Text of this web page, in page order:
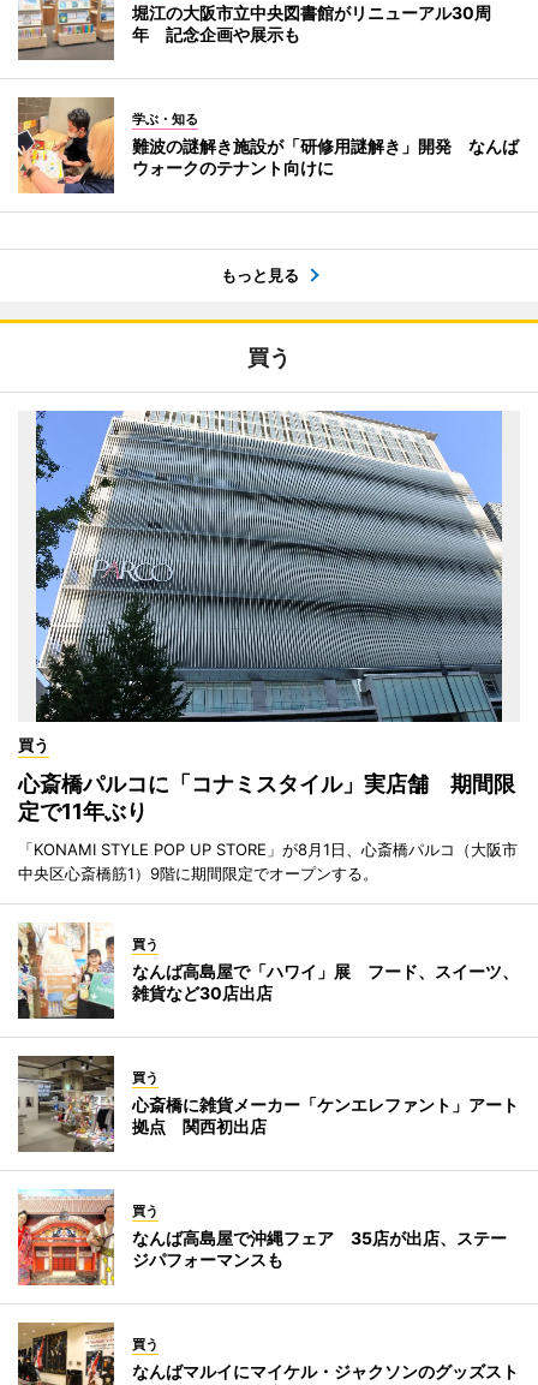
堀江の大阪市立中央図書館がリニューアル30周
年 記念企画や展示も
学ぶ・知る
難波の謎解き施設が「研修用謎解き」開発 なんば
ウォークのテナント向けに
もっと見る
買う
買う
心斎橋パルコに「コナミスタイル」実店舗 期間限
定で11年ぶり
「KONAMI STYLE POP UP STORE」が8月1日、心斎橋パルコ（大阪市
中央区心斎橋筋1）9階に期間限定でオープンする。
買う
なんば高島屋で「ハワイ」展 フード、スイーツ、
雑貨など30店出店
買う
心斎橋に雑貨メーカー「ケンエレファント」アート
拠点 関西初出店
買う
なんば高島屋で沖縄フェア 35店が出店、ステー
ジパフォーマンスも
買う
なんばマルイにマイケル・ジャクソンのグッズスト